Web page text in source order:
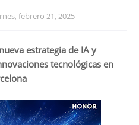
febrero 21, 2025
estrategia de IA y
tecnológicas en